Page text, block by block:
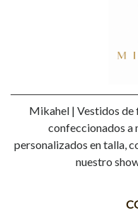
Mikahel | Vestidos de
confeccionados a
personalizados en talla,
nuestro